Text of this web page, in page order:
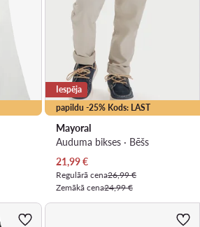
papildu -25% Kods: LAST
Iespēja
Mayoral
Auduma bikses · Bēšs
Pašreizējā cena
21,99€
Regulārā cena26,99 €
Zemākā cena24,99 €